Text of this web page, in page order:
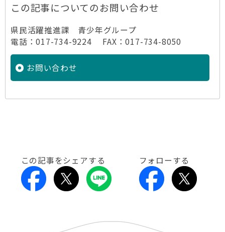
この記事についてのお問い合わせ
県民活躍推進課 青少年グループ
電話：017-734-9224 FAX：017-734-8050
お問い合わせ
この記事をシェアする フォローする